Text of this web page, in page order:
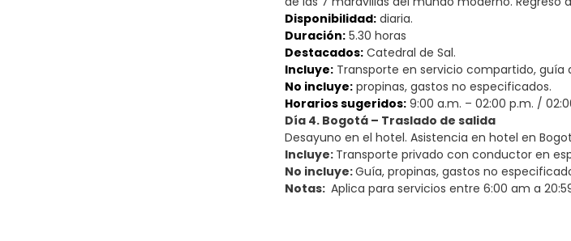
Disponibilidad: diaria.
Duración: 5.30 horas
Destacados: Catedral de Sal.
Incluye: Transporte en servicio compartido, guía
No incluye: propinas, gastos no especificados.
Horarios sugeridos: 9:00 a.m. – 02:00 p.m. /
Día 4. Bogotá – Traslado de salida
Desayuno en el hotel. Asistencia en hotel en
Incluye: Transporte privado con conductor en
No incluye:Guía, propinas, gastos no
Notas: Aplica para servicios entre 6:00 am a